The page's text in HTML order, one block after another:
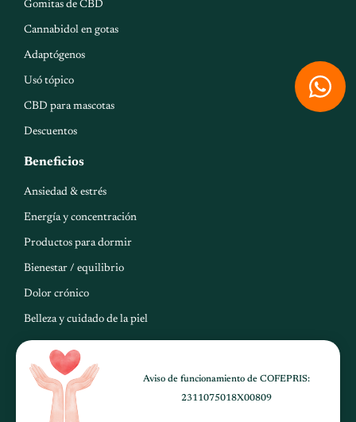
Gomitas de CBD
Cannabidol en gotas
Adaptógenos
Usó tópico
CBD para mascotas
Descuentos
Beneficios
Ansiedad & estrés
Energía y concentración
Productos para dormir
Bienestar / equilibrio
Dolor crónico
Belleza y cuidado de la piel
Aviso de funcionamiento de COFEPRIS:
2311075018X00809
W
h